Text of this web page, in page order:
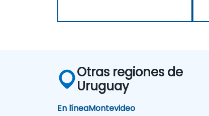
Otras regiones de
Uruguay
En líneaMontevideo